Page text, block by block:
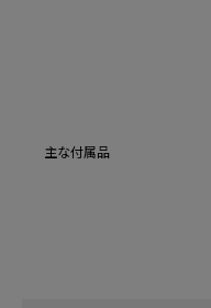
主な付属品